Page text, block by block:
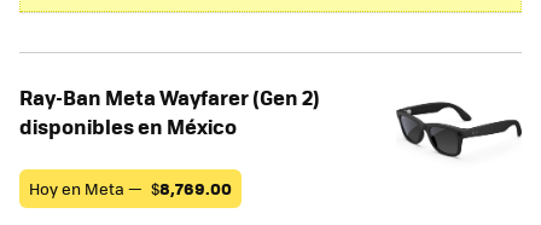
Ray-Ban Meta Wayfarer (Gen 2)
disponibles en México
Hoy en Meta — $8,769.00